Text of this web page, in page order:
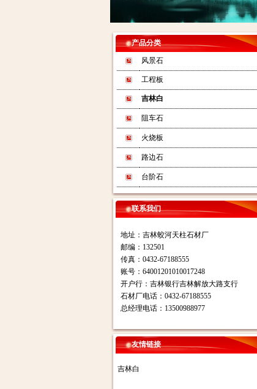
产品分类
风景石
工程板
吉林白
阻车石
火烧板
路边石
台阶石
联系我们
地址：吉林蛟河天柱石材厂
邮编：132501
传真：0432-67188555
账号：64001201010017248
开户行：吉林银行吉林解放大路支行
石材厂电话：0432-67188555
总经理电话：13500988977
友情链接
吉林白